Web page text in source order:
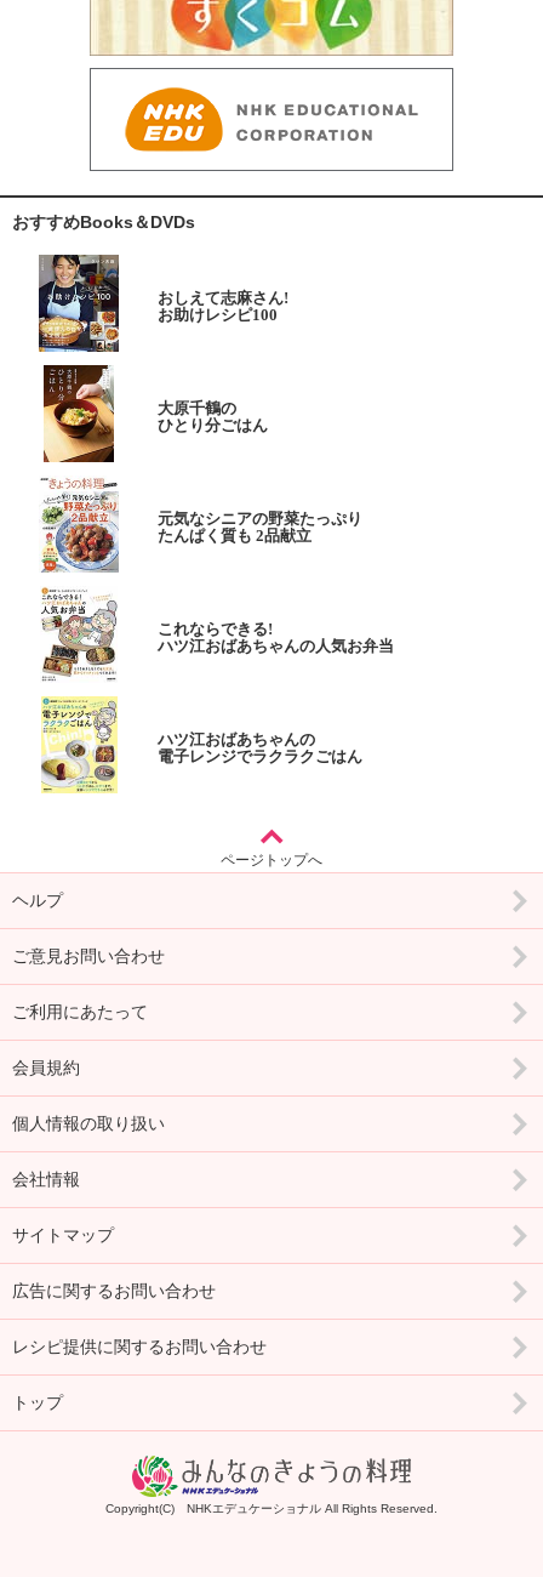
おすすめBooks＆DVDs
おしえて志麻さん!
お助けレシピ100
大原千鶴の
ひとり分ごはん
元気なシニアの野菜たっぷり
たんぱく質も 2品献立
これならできる!
ハツ江おばあちゃんの人気お弁当
ハツ江おばあちゃんの
電子レンジでラクラクごはん
ページトップへ
ヘルプ
ご意見お問い合わせ
ご利用にあたって
会員規約
個人情報の取り扱い
会社情報
サイトマップ
広告に関するお問い合わせ
レシピ提供に関するお問い合わせ
トップ
Copyright(C) NHKエデュケーショナル All Rights Reserved.